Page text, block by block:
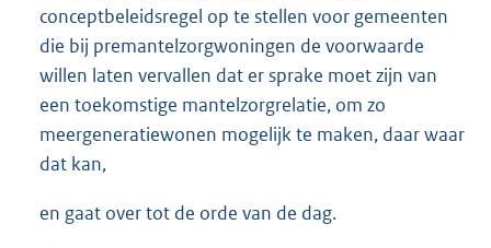
conceptbeleidsregel op te stellen voor gemeenten
die bij premantelzorgwoningen de voorwaarde
willen laten vervallen dat er sprake moet zijn van
een toekomstige mantelzorgrelatie, om zo
meergeneratiewonen mogelijk te maken, daar waar
dat kan,
en gaat over tot de orde van de dag.